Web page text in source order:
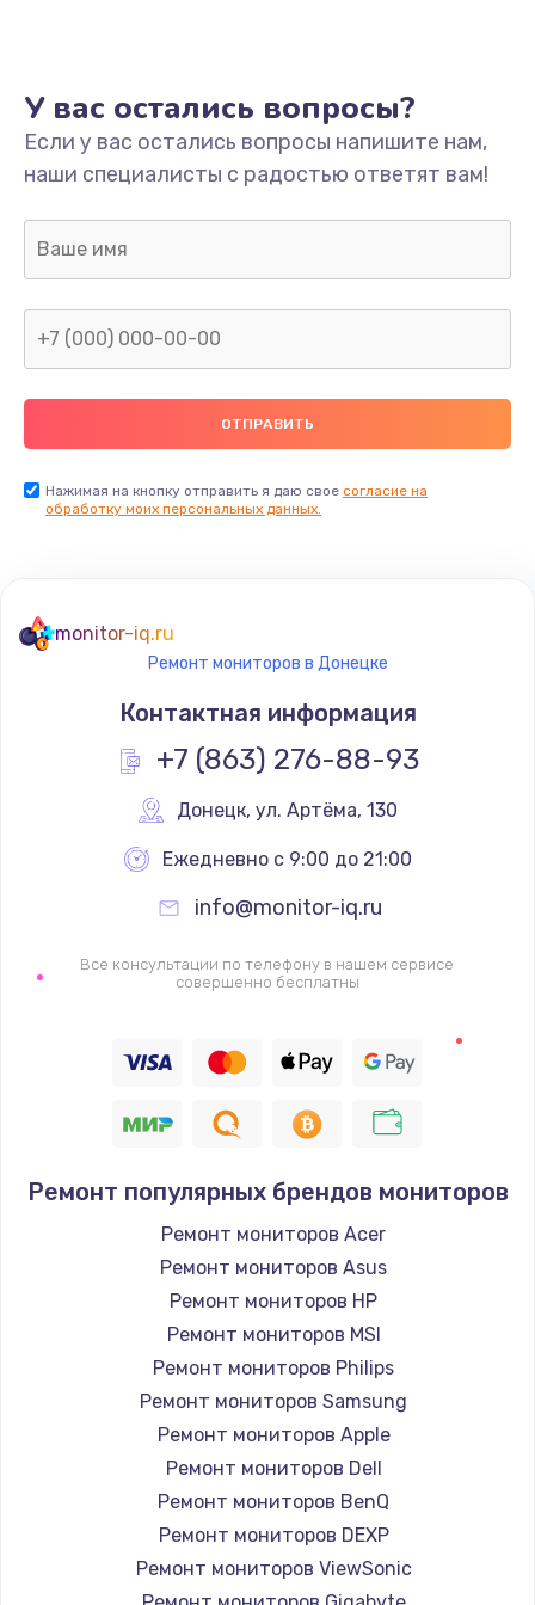
Заказать
Не включается
Нет звука
Не видит флешку
400 руб.
Заказать
Не сопряжается с устройством
900 руб.
Заказать
Помехи и искажение звука
900 руб.
1400 руб.
Заказать
Восстановление цепи питания, пайка
880 руб.
Программный ремонт/прошивка
Заказать
Замена Bluetooth/Wi-Fi модуля
800 руб.
Заказать
Замена картридера
890 руб.
У вас остались вопросы?
Если у вас остались вопросы напишите нам,
наши специалисты с радостью ответят вам!
Нажимая на кнопку отправить я даю свое согласие на
обработку моих персональных данных.
monitor-iq.ru
Ремонт мониторов в Донецке
Контактная информация
+7 (863) 276-88-93
Донецк, ул. Артёма, 130
Ежедневно с 9:00 до 21:00
info@monitor-iq.ru
Все консультации по телефону в нашем сервисе
совершенно бесплатны
Ремонт популярных брендов мониторов
Ремонт мониторов Acer
Ремонт мониторов Asus
Ремонт мониторов HP
Ремонт мониторов MSI
Ремонт мониторов Philips
Ремонт мониторов Samsung
Ремонт мониторов Apple
Ремонт мониторов Dell
Ремонт мониторов BenQ
Ремонт мониторов DEXP
Ремонт мониторов ViewSonic